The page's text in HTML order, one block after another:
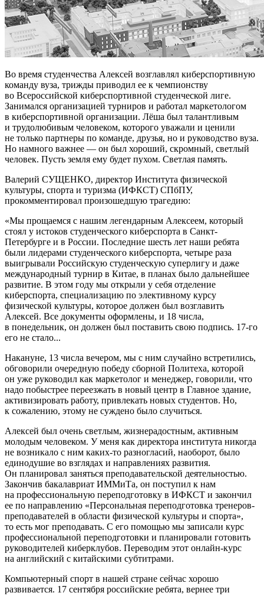
Во время студенчества Алексей возглавлял киберспортивную
команду вуза, трижды приводил ее к чемпионству
во Всероссийской киберспортивной студенческой лиге.
Занимался организацией турниров и работал маркетологом
в киберспортивной организации. Лёша был талантливым
и трудолюбивым человеком, которого уважали и ценили
не только партнеры по команде, друзья, но и руководство вуза.
Но намного важнее — он был хороший, скромный, светлый
человек. Пусть земля ему будет пухом. Светлая память.
Валерий СУЩЕНКО, директор Института физической
культуры, спорта и туризма (ИФКСТ) СПбПУ,
прокомментировал произошедшую трагедию:
«Мы прощаемся с нашим легендарным Алексеем, который
стоял у истоков студенческого киберспорта в Санкт-
Петербурге и в России. Последние шесть лет наши ребята
были лидерами студенческого киберспорта, четыре раза
выигрывали Российскую студенческую суперлигу и даже
международный турнир в Китае, в планах было дальнейшее
развитие. В этом году мы открыли у себя отделение
киберспорта, специализацию по элективному курсу
физической культуры, которое должен был возглавить
Алексей. Все документы оформлены, и 18 числа,
в понедельник, он должен был поставить свою подпись. 17-го
его не стало...
Накануне, 13 числа вечером, мы с ним случайно встретились,
обговорили очередную победу сборной Политеха, которой
он уже руководил как маркетолог и менеджер, говорили, что
надо побыстрее переезжать в новый центр в Главное здание,
активизировать работу, привлекать новых студентов. Но,
к сожалению, этому не суждено было случиться.
Алексей был очень светлым, жизнерадостным, активным
молодым человеком. У меня как директора института никогда
не возникало с ним каких-то разногласий, наоборот, было
единодушие во взглядах и направлениях развития.
Он планировал заняться преподавательской деятельностью.
Закончив бакалавриат ИММиТа, он поступил к нам
на профессиональную переподготовку в ИФКСТ и закончил
ее по направлению «Персональная переподготовка тренеров-
преподавателей в области физической культуры и спорта»,
то есть мог преподавать. С его помощью мы записали курс
профессиональной переподготовки и планировали готовить
руководителей киберклубов. Переводим этот онлайн-курс
на английский с китайскими субтитрами.
Компьютерный спорт в нашей стране сейчас хорошо
развивается. 17 сентября российские ребята, вернее три